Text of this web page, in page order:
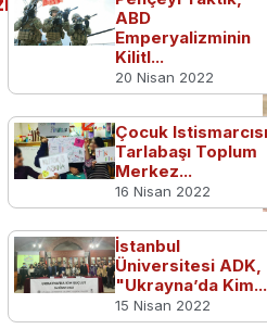
kritik gelişme.
terör örgütü PKK/
Ordusu elamanları güvenli
ABD
Emperyalizminin
Kilitl...
20 Nisan 2022
Çocuk Istismarcısı
Tarlabaşı Toplum
Merkez...
16 Nisan 2022
İstanbul
Üniversitesi ADK,
"Ukrayna’da Kim...
15 Nisan 2022